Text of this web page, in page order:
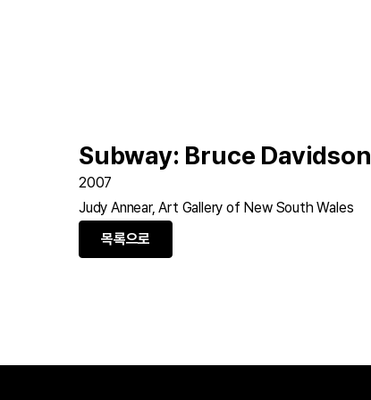
Subway: Bruce Davidson
2007
Judy Annear, Art Gallery of New South Wales
목록으로